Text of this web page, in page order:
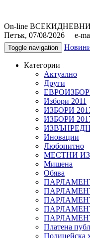
On-line
Петък, 07/08/2026 e-
Toggle navigation
Категории
Актуално
Други
Избори 2011
ИЗБОРИ
ИЗБОРИ
Иновации
Любопитно
МЕСТНИ
Мишена
Обява
Платена
Полицейска